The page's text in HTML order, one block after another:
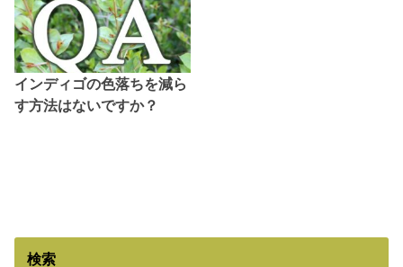
インディゴの色落ちを減ら
す方法はないですか？
検索